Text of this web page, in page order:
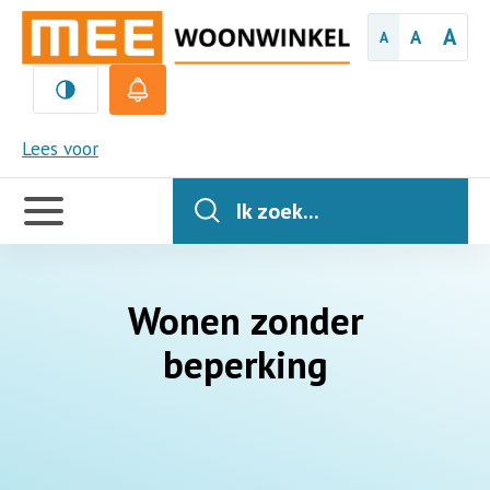
A A A
Lees voor
MEE
Handige
links
Ik zoek...
Wonen zonder
beperking